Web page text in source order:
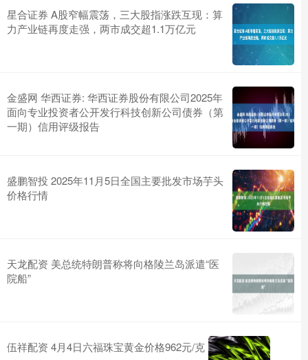
星合证券 A股窄幅震荡，三大股指涨跌互现：算
力产业链再度走强，两市成交超1.1万亿元
金盛网 华西证券: 华西证券股份有限公司2025年
面向专业投资者公开发行科技创新公司债券（第
一期）信用评级报告
盛鹏智投 2025年11月5日全国主要批发市场芋头
价格行情
天龙配资 美总统特朗普称将向格陵兰岛派遣“医
院船”
伍祥配资 4月4日六福珠宝黄金价格962元/克